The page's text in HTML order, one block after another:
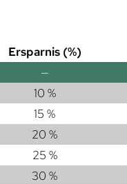
Ersparnis (%)
—
10 %
15 %
20 %
25 %
30 %